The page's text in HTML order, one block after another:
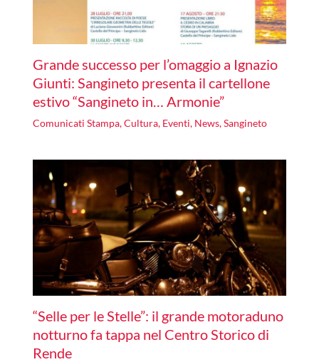
Grande successo per l’omaggio a Ignazio
Giunti: Sangineto presenta il cartellone
estivo “Sangineto in… Armonie”
Comunicati Stampa,Cultura, Eventi, News,Sangineto
“Selle per le Stelle”: il grande motoraduno
notturno fa tappa nel Centro Storico di
Rende